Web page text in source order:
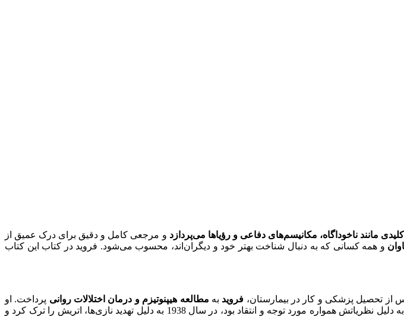
مانند ناخوداگاه، مکانیسم‌های دفاعی و رؤیاها می‌پردازد و مرجعی کامل و دقیق برای درک عمیق از
و همه کسانی که به دنبال شناخت بهتر خود و دیگران‌اند، محسوب می‌شود. فروید در کتاب این کتاب
از تحصیل پزشکی و کار در بیمارستان، فروید به مطالعه هیپنوتیزم و درمان اختلالات روانی پرداخت. او
که به دلیل نظریاتش همواره مورد توجه و انتقاد بود، در سال 1938 به دلیل تهدید نازی‌ها، اتریش را ترک کرد و